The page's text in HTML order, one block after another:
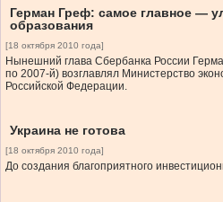
Герман Греф: самое главное —
образования
[18 октября 2010 года]
Нынешний глава Сбербанка России
по 2007-й) возглавлял Министерство
Российской Федерации.
Украина не готова
[18 октября 2010 года]
До создания благоприятного